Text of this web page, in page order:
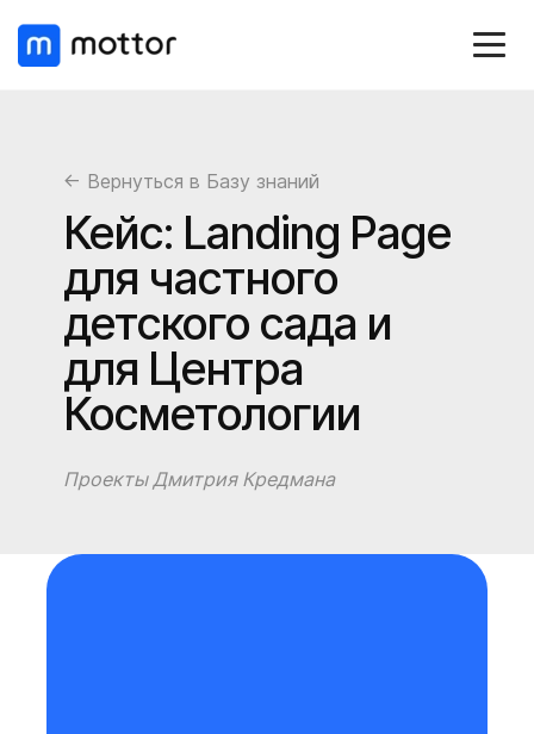
← Вернуться в Базу знаний
Кейс: Landing Page
для частного
детского сада и
для Центра
Косметологии
Проекты Дмитрия Кредмана